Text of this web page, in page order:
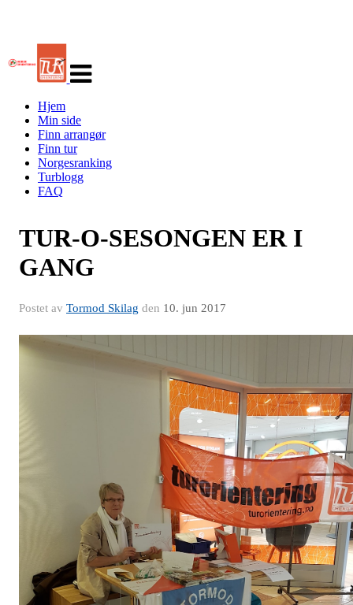
navigasjon
Hjem
Min side
Finn arrangør
Finn tur
Norgesranking
Turblogg
FAQ
TUR-O-SESONGEN ER I
GANG
Postet av Tormod Skilag den 10. jun 2017